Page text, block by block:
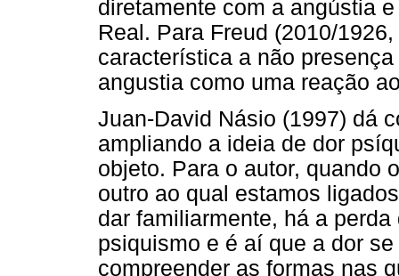
diretamente com a angústia
Real. Para Freud (2010/
característica a não
angustia como uma reação
Juan-David Násio (1997) dá
ampliando a ideia de dor
objeto. Para o autor, quando
outro ao qual estamos
dar familiarmente, há a
psiquismo e é aí que a dor
compreender as formas nas